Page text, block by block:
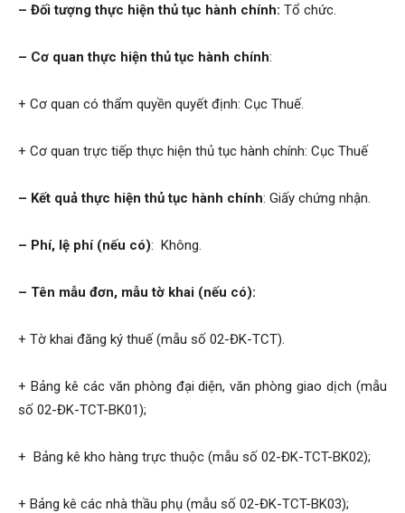
– Đối tượng thực hiện thủ tục hành chính: Tổ chức.
– Cơ quan thực hiện thủ tục hành chính:
+ Cơ quan có thẩm quyền quyết định: Cục Thuế.
+ Cơ quan trực tiếp thực hiện thủ tục hành chính: Cục Thuế
– Kết quả thực hiện thủ tục hành chính: Giấy chứng nhận.
– Phí, lệ phí (nếu có): Không.
– Tên mẫu đơn, mẫu tờ khai (nếu có):
+ Tờ khai đăng ký thuế (mẫu số 02-ĐK-TCT).
+ Bảng kê các văn phòng đại diện, văn phòng giao dịch (mẫu
số 02-ĐK-TCT-BK01);
+ Bảng kê kho hàng trực thuộc (mẫu số 02-ĐK-TCT-BK02);
+ Bảng kê các nhà thầu phụ (mẫu số 02-ĐK-TCT-BK03);